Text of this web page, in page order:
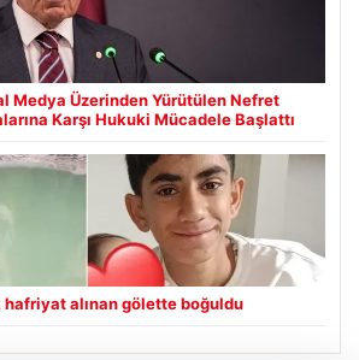
Medya Üzerinden Yürütülen Nefret
Karşı Hukuki Mücadele Başlattı
hafriyat alınan gölette boğuldu